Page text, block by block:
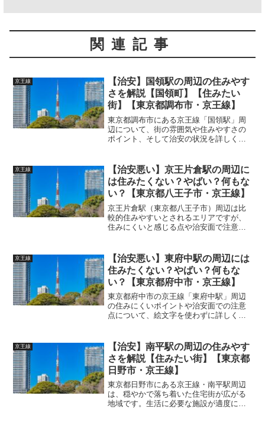
関連記事
京王線
【治安】国領駅の周辺の住みやす
さを解説【国領町】【住みたい
街】【東京都調布市・京王線】
東京都調布市にある京王線「国領駅」周
辺について、街の雰囲気や住みやすさの
ポイント、そして治安の状況を詳しく解
駅周辺はどんな...
京王線
【治安悪い】京王片倉駅の周辺に
は住みたくない？やばい？何もな
い？【東京都八王子市・京王線】
京王片倉駅（東京都八王子市）周辺は比
較的住みやすいとされるエリアですが、
住みにくいと感じる点や治安面で注意が
window.adsbygoogle || []).p...
京王線
【治安悪い】東府中駅の周辺には
住みたくない？やばい？何もな
い？【東京都府中市・京王線】
東京都府中市の京王線「東府中駅」周辺
の住みにくいポイントや治安面での注意
点について、絵文字を使わずに詳しく解
駅周辺の住みに...
京王線
【治安】南平駅の周辺の住みやす
さを解説【住みたい街】【東京都
日野市・京王線】
東京都日野市にある京王線・南平駅周辺
は、穏やかで落ち着いた住宅街が広がる
地域です。生活に必要な施設が適度に揃